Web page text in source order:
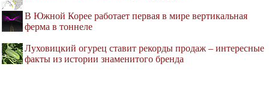
В Южной Корее работает первая в мире вертикальная
ферма в тоннеле
Луховицкий огурец ставит рекорды продаж – интересные
факты из истории знаменитого бренда